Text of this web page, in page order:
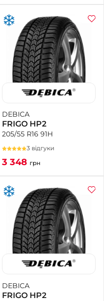
DEBICA
FRIGO HP2
205/55 R16 91H
3 відгуки
3 348 грн
DEBICA
FRIGO HP2